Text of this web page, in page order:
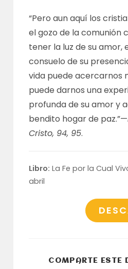
“Pero aun aquí los
el gozo de la comunión
tener la luz de su amor,
consuelo de su
vida puede acercarnos
puede darnos una
profunda de su amor y
bendito hogar de paz.”—
Cristo, 94, 95.
Libro: La Fe por la Cual
abril
COMPARTE ESTE